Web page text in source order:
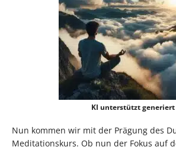
KI unterstützt generiert
Nun kommen wir mit der Prägung des
Meditationskurs. Ob nun der Fokus auf